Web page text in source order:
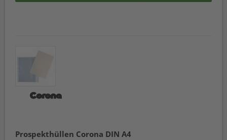
Prospekthüllen Corona DIN A4